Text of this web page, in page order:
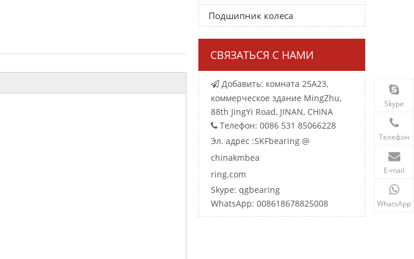
Подшипник колеса
СВЯЗАТЬСЯ С НАМИ
 Добавить: комната 25A23,
коммерческое здание MingZhu,
88th JingYi Road, JINAN, CHINA
 Телефон: 0086 531 85066228
Эл. адрес :SKFbearing @
chinakmbea
ring.com
Skype: qgbearing
WhatsApp: 008618678825008
Skype
Телефон
E-mail
WhatsApp